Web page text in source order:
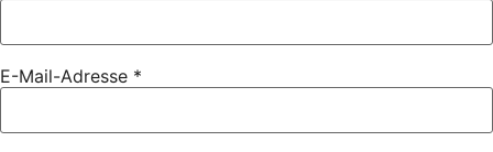
E-Mail-Adresse *